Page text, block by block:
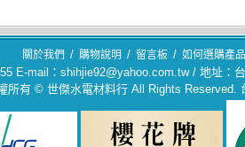
關於我們 / 購物說明 / 留言板 / 如何選購產品
E-mail：shihjie92@yahoo.com.tw / 地址：
所有 © 世傑水電材料行 All Rights Reserved.